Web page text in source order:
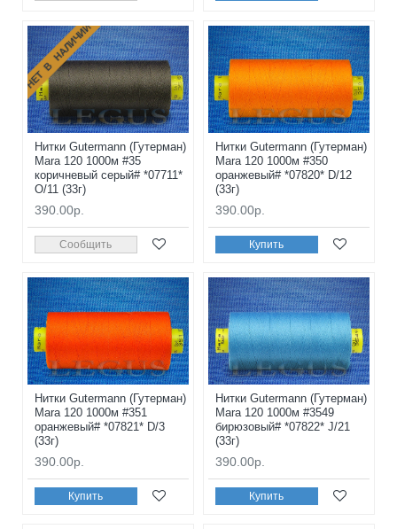
НЕТ В НАЛИЧИИ
Нитки Gutermann (Гутерман)
Mara 120 1000м #35
коричневый серый# *07711*
O/11 (33г)
390.00р.
Сообщить
Нитки Gutermann (Гутерман)
Mara 120 1000м #350
оранжевый# *07820* D/12
(33г)
390.00р.
Купить
Нитки Gutermann (Гутерман)
Mara 120 1000м #351
оранжевый# *07821* D/3
(33г)
390.00р.
Купить
Нитки Gutermann (Гутерман)
Mara 120 1000м #3549
бирюзовый# *07822* J/21
(33г)
390.00р.
Купить